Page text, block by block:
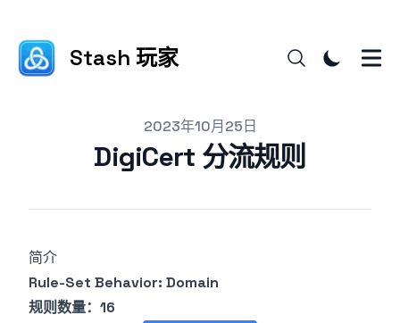
Stash 玩家
2023年10月25日
DigiCert 分流规则
简介
Rule-Set Behavior: Domain
规则数量：16